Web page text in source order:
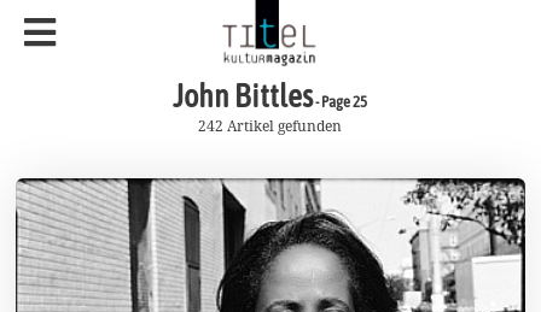
John Bittles- Page 25
242 Artikel gefunden